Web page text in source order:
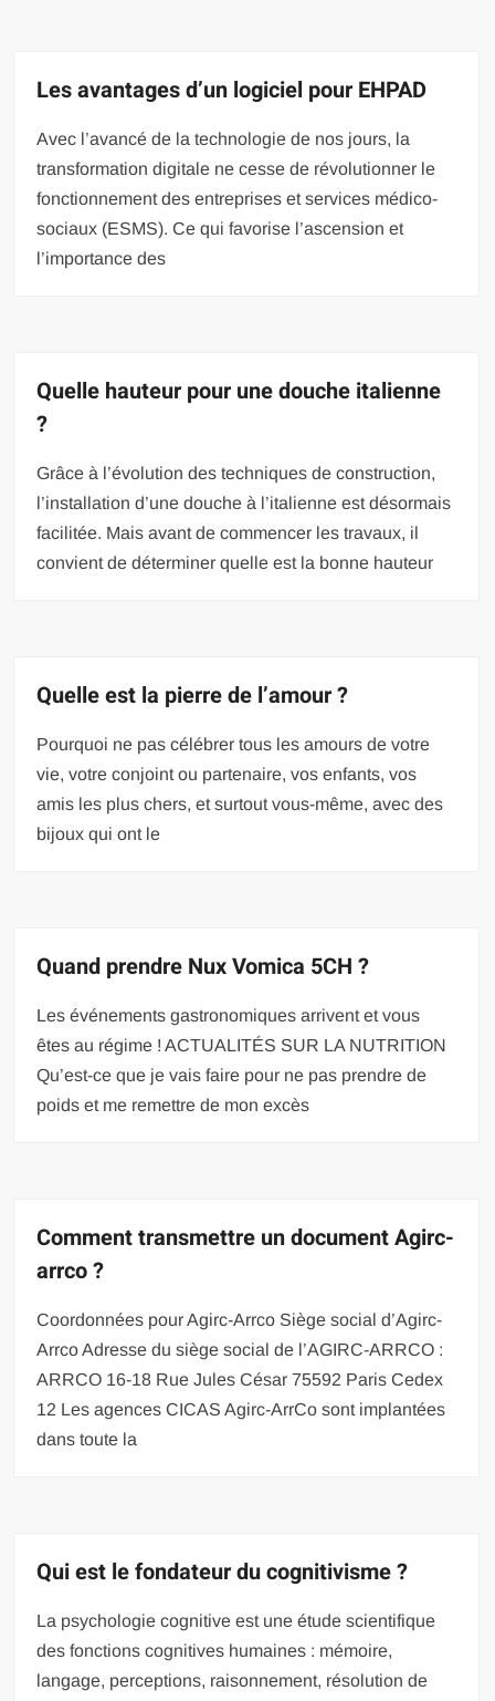
Les avantages d’un logiciel pour EHPAD
Avec l’avancé de la technologie de nos jours, la
transformation digitale ne cesse de révolutionner le
fonctionnement des entreprises et services médico-
sociaux (ESMS). Ce qui favorise l’ascension et
l’importance des
Quelle hauteur pour une douche italienne
?
Grâce à l’évolution des techniques de construction,
l’installation d’une douche à l’italienne est désormais
facilitée. Mais avant de commencer les travaux, il
convient de déterminer quelle est la bonne hauteur
Quelle est la pierre de l’amour ?
Pourquoi ne pas célébrer tous les amours de votre
vie, votre conjoint ou partenaire, vos enfants, vos
amis les plus chers, et surtout vous-même, avec des
bijoux qui ont le
Quand prendre Nux Vomica 5CH ?
Les événements gastronomiques arrivent et vous
êtes au régime ! ACTUALITÉS SUR LA NUTRITION
Qu’est-ce que je vais faire pour ne pas prendre de
poids et me remettre de mon excès
Comment transmettre un document Agirc-
arrco ?
Coordonnées pour Agirc-Arrco Siège social d’Agirc-
Arrco Adresse du siège social de l’AGIRC-ARRCO :
ARRCO 16-18 Rue Jules César 75592 Paris Cedex
12 Les agences CICAS Agirc-ArrCo sont implantées
dans toute la
Qui est le fondateur du cognitivisme ?
La psychologie cognitive est une étude scientifique
des fonctions cognitives humaines : mémoire,
langage, perceptions, raisonnement, résolution de